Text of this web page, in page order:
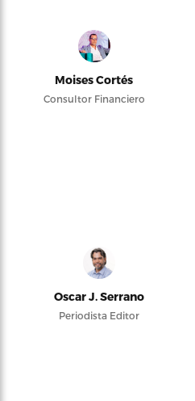
Moises Cortés
Consultor Financiero
Oscar J. Serrano
Periodista Editor